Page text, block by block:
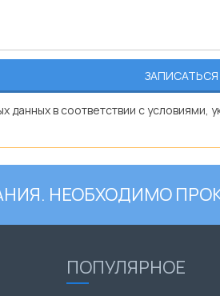
данных в соответствии с условиями,
НЕОБХОДИМО
ПОПУЛЯРНОЕ